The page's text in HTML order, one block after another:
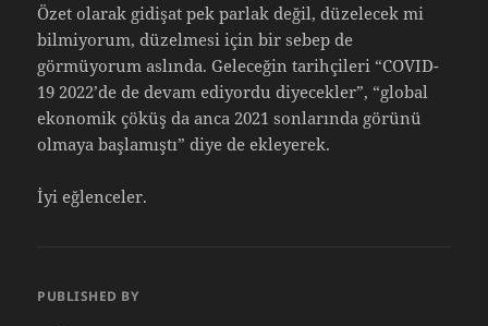
Özet olarak gidişat pek parlak değil, düzelecek mi
bilmiyorum, düzelmesi için bir sebep de
görmüyorum aslında. Geleceğin tarihçileri “COVID-
19 2022’de de devam ediyordu diyecekler”, “global
ekonomik çöküş da anca 2021 sonlarında görünü
olmaya başlamıştı” diye de ekleyerek.
İyi eğlenceler.
PUBLISHED BY